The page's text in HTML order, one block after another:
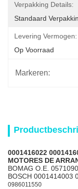
Verpakking Details:
Standaard
Levering Vermogen:
Op Voorraad
Markeren:
0001416022
MOTORES DE
BOMAG O.E.
BOSCH 0001414003
0986011550